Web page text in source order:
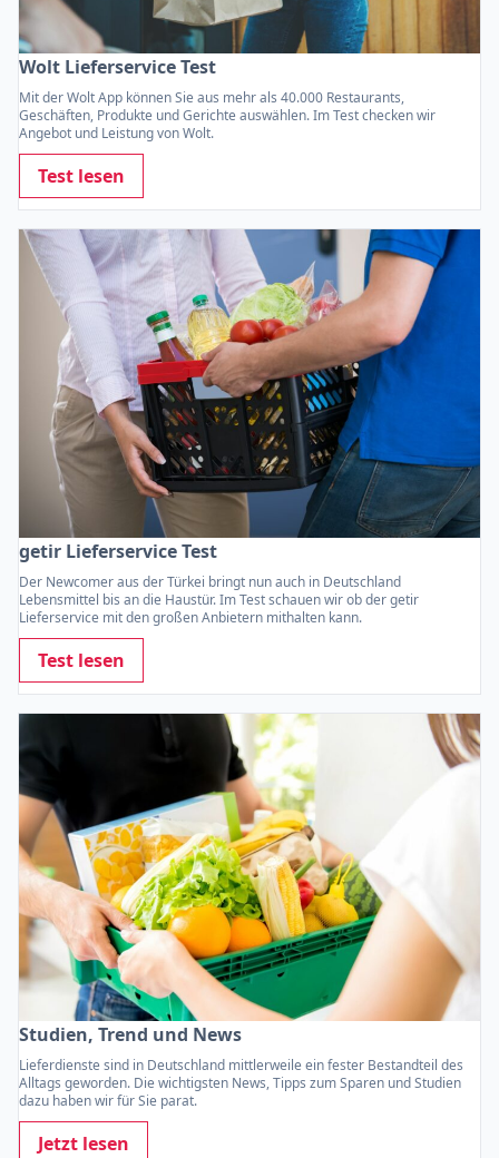
Wolt Lieferservice Test
Mit der Wolt App können Sie aus mehr als 40.000 Restaurants,
Geschäften, Produkte und Gerichte auswählen. Im Test checken wir
Angebot und Leistung von Wolt.
Test lesen
getir Lieferservice Test
Der Newcomer aus der Türkei bringt nun auch in Deutschland
Lebensmittel bis an die Haustür. Im Test schauen wir ob der getir
Lieferservice mit den großen Anbietern mithalten kann.
Test lesen
Studien, Trend und News
Lieferdienste sind in Deutschland mittlerweile ein fester Bestandteil des
Alltags geworden. Die wichtigsten News, Tipps zum Sparen und Studien
dazu haben wir für Sie parat.
Jetzt lesen